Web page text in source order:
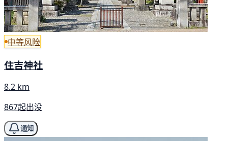
中等风险
住吉神社
8.2 km
867起出没
通知